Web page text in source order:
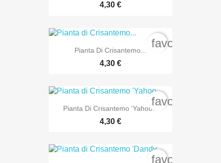
4,30 €
Pianta Di Crisantemo...
4,30 €
Pianta Di Crisantemo 'Yahoo...
4,30 €